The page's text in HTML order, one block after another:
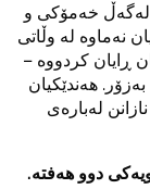
لەگەڵ خەمۆکی و
نەماوە لە وڵاتی
ڕایان کردووە –
هەندێکیان
لەبارەی
دوو هەفتە.